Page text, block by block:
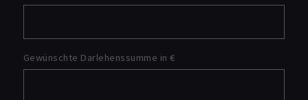
Gewünschte Darlehenssumme in €